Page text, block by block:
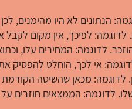
הנתונים לא היו מהימנים, לכן
לדוגמה: לפיכך, אין מקום
לדוגמה: המחירים עלו,
אי לכך, הוחלט להפסיק
לדוגמה: מכאן שהשיטה הקודמת
לדוגמה: הממצאים חוזרים